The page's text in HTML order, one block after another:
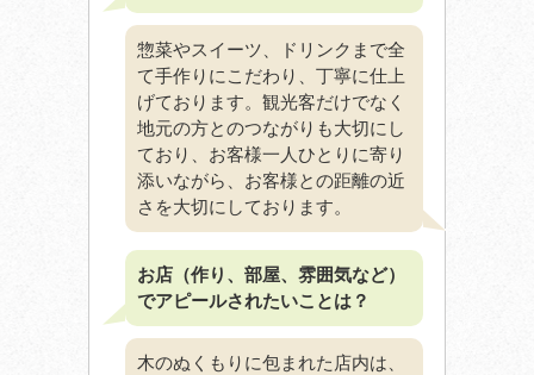
惣菜やスイーツ、ドリンクまで全
て手作りにこだわり、丁寧に仕上
げております。観光客だけでなく
地元の方とのつながりも大切にし
ており、お客様一人ひとりに寄り
添いながら、お客様との距離の近
さを大切にしております。
お店（作り、部屋、雰囲気など）
でアピールされたいことは？
木のぬくもりに包まれた店内は、